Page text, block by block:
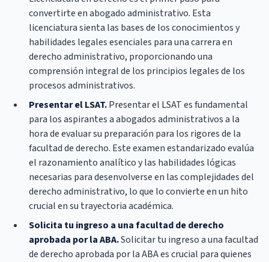
convertirte en abogado administrativo. Esta
licenciatura sienta las bases de los conocimientos y
habilidades legales esenciales para una carrera en
derecho administrativo, proporcionando una
comprensión integral de los principios legales de los
procesos administrativos.
Presentar el LSAT.Presentar el LSAT es fundamental
para los aspirantes a abogados administrativos a la
hora de evaluar su preparación para los rigores de la
facultad de derecho. Este examen estandarizado evalúa
el razonamiento analítico y las habilidades lógicas
necesarias para desenvolverse en las complejidades del
derecho administrativo, lo que lo convierte en un hito
crucial en su trayectoria académica.
Solicita tu ingreso a una facultad de derecho
aprobada por la ABA.Solicitar tu ingreso a una facultad
de derecho aprobada por la ABA es crucial para quienes